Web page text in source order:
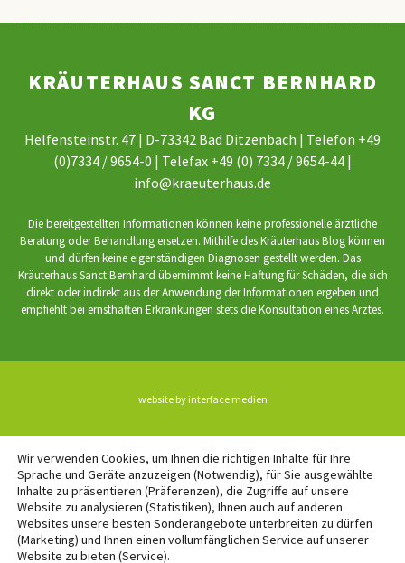
KRÄUTERHAUS SANCT BERNHARD
KG
Helfensteinstr. 47 | D-73342 Bad Ditzenbach | Telefon +49
(0)7334 / 9654-0 | Telefax +49 (0) 7334 / 9654-44 |
info@kraeuterhaus.de
Die bereitgestellten Informationen können keine professionelle ärztliche
Beratung oder Behandlung ersetzen. Mithilfe des Kräuterhaus Blog können
und dürfen keine eigenständigen Diagnosen gestellt werden. Das
Kräuterhaus Sanct Bernhard übernimmt keine Haftung für Schäden, die sich
direkt oder indirekt aus der Anwendung der Informationen ergeben und
empfiehlt bei ernsthaften Erkrankungen stets die Konsultation eines Arztes.
website by interface medien
Wir verwenden Cookies, um Ihnen die richtigen Inhalte für Ihre
Sprache und Geräte anzuzeigen (Notwendig), für Sie ausgewählte
Inhalte zu präsentieren (Präferenzen), die Zugriffe auf unsere
Website zu analysieren (Statistiken), Ihnen auch auf anderen
Websites unsere besten Sonderangebote unterbreiten zu dürfen
(Marketing) und Ihnen einen vollumfänglichen Service auf unserer
Website zu bieten (Service).